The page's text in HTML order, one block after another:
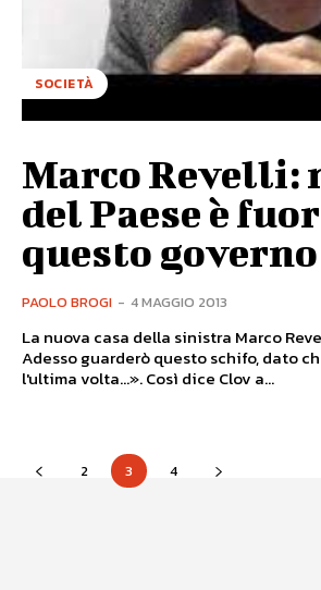
SOCIETÀ
Marco Revelli:
del Paese è
questo governo
PAOLO BROGI - 4 MAGGIO 2013
La nuova casa della sinistra Marco
Adesso guarderò questo schifo, dato
l'ultima volta...». Così dice Clov a...
2 3 4